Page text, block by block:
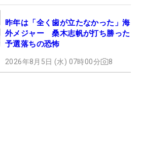
昨年は「全く歯が立たなかった」海
外メジャー 桑木志帆が打ち勝った
予選落ちの恐怖
2026年8月5日 (水) 07時00分 8